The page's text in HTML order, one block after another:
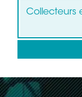
Collecteurs